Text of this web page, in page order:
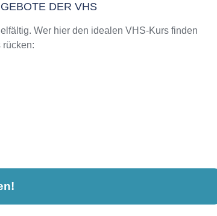
DER VHS
Wer hier den idealen VHS-Kurs finden
rücken: